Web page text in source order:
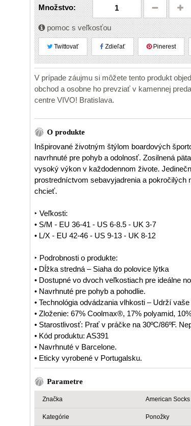
Množstvo:
pomoc s veľkosťou
Twittovať Zdieľať Pinerest
V prípade záujmu si môžete tento produkt
obchod a osobne ho prevziať v kamennej
centre VIVO! Bratislava.
O produkte
Inšpirované životným štýlom boardových
navrhnuté pre pohyb a odolnosť. Zosilnená
vysoký výkon v každodennom živote.
prostredníctvom sebavyjadrenia a
chcieť.
‣ Veľkosti:
• S/M - EU 36-41 - US 6-8.5 - UK 3-7
• L/X - EU 42-46 - US 9-13 - UK 8-12
‣ Podrobnosti o produkte:
• Dĺžka stredná – Siaha do polovice lýtka
• Dostupné vo dvoch veľkostiach pre ideálne
• Navrhnuté pre pohyb a pohodlie.
• Technológia odvádzania vlhkosti – Udrží
• Zloženie: 67% Coolmax®, 17% polyamid,
• Starostlivosť: Prať v práčke na 30ºC/86ºF.
• Kód produktu: AS391
• Navrhnuté v Barcelone.
• Eticky vyrobené v Portugalsku.
Parametre
Značka American Socks
Kategórie Ponožky